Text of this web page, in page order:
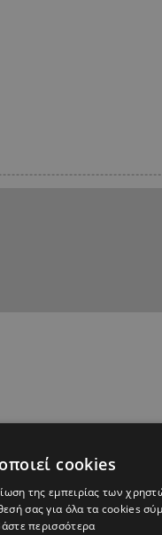
cookies
της εμπειρίας των
σας για όλα τα cookies
περισσότερα